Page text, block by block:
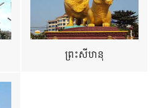
ព្រះសីហនុ